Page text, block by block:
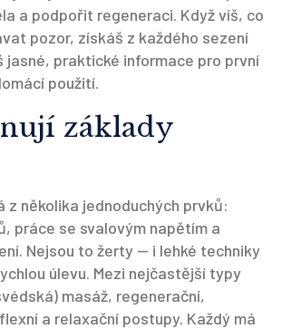
a podpořit regeneraci. Když víš, co
pozor, získáš z každého sezení
jasné, praktické informace pro první
použití.
základy
z několika jednoduchých prvků:
práce se svalovým napětím a
Nejsou to žerty — i lehké techniky
úlevu. Mezi nejčastější typy
masáž, regenerační,
a relaxační postupy. Každý má